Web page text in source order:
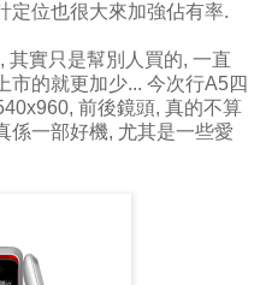
定位也很大來加強佔有率.
其實只是幫別人買的, 一直
市的就更加少... 今次行A5四
前後鏡頭, 真的不算
係一部好機, 尤其是一些愛